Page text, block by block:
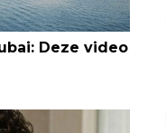
Deze video